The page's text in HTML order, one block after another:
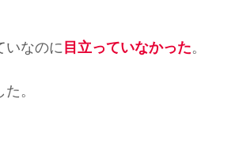
いなのに目立っていなかった。
。